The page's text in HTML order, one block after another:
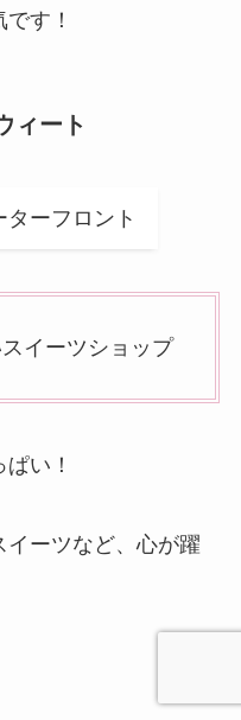
す！
ィート
ーフロント
イーツショップ
い！
ーツなど、心が躍